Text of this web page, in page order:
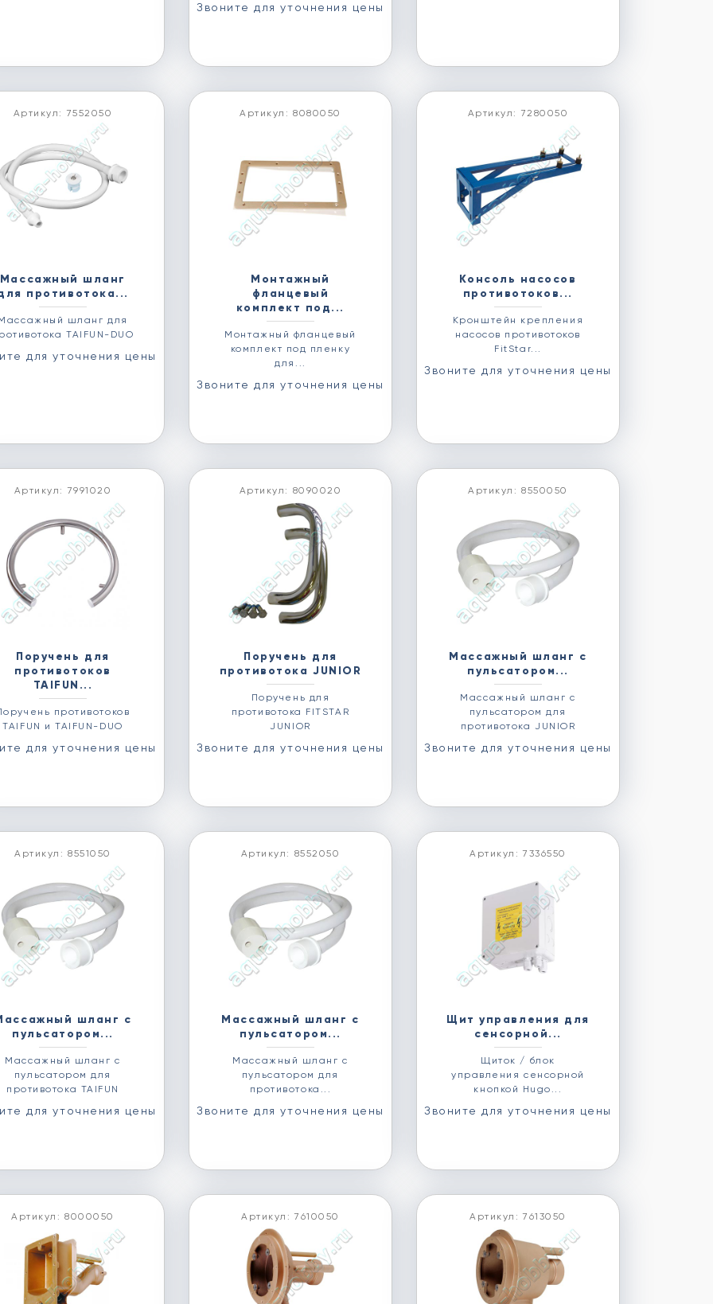
Звоните для уточнения цены
Артикул: 7552050
Массажный шланг
противотока...
шланг для
TAIFUN-DUO
для уточнения цены
Артикул: 8080050
Монтажный
фланцевый
комплект под...
Монтажный фланцевый
комплект под пленку
для...
Звоните для уточнения цены
Артикул: 7280050
Консоль насосов
противотоков...
Кронштейн крепления
насосов противотоков
FitStar...
Звоните для уточнения цены
Артикул: 7991020
Поручень для
противотоков
TAIFUN...
противотоков
TAIFUN и TAIFUN-DUO
для уточнения цены
Артикул: 8090020
Поручень для
противотока JUNIOR
Поручень для
противотока FITSTAR
JUNIOR
Звоните для уточнения цены
Артикул: 8550050
Массажный шланг с
пульсатором...
Массажный шланг с
пульсатором для
противотока JUNIOR
Звоните для уточнения цены
Артикул: 8551050
шланг с
пульсатором...
Массажный шланг с
пульсатором для
противотока TAIFUN
для уточнения цены
Артикул: 8552050
Массажный шланг с
пульсатором...
Массажный шланг с
пульсатором для
противотока...
Звоните для уточнения цены
Артикул: 7336550
Щит управления для
сенсорной...
Щиток / блок
управления сенсорной
кнопкой Hugo...
Звоните для уточнения цены
Артикул: 8000050 Артикул: 7610050 Артикул: 7613050